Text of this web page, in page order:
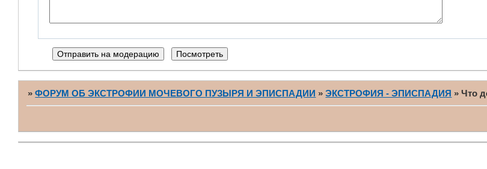
»ФОРУМ ОБ ЭКСТРОФИИ МОЧЕВОГО ПУЗЫРЯ И ЭПИСПАДИИ »ЭКСТРОФИЯ - ЭПИСПАДИЯ »Что